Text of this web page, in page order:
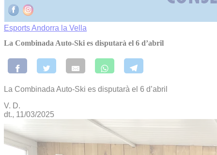
EsportsAndorra la Vella
La Combinada Auto-Ski es disputarà el 6 d’abril
La Combinada Auto-Ski es disputarà el 6 d’abril
V. D.
dt., 11/03/2025